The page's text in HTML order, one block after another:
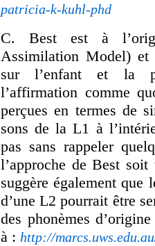
patricia-k-kuhl-phd
C. Best est à
Assimilation Model) et
sur l’enfant et la
l’affirmation comme
perçues en termes de
sons de la L1 à
pas sans rappeler
l’approche de Best
suggère également que
d’une L2 pourrait être
des phonèmes
à : http://